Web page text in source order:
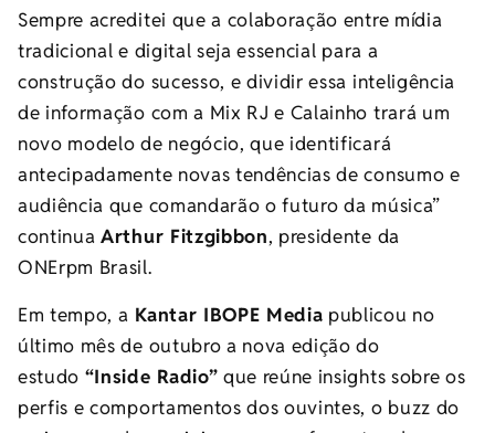
Sempre acreditei que a colaboração entre mídia
tradicional e digital seja essencial para a
construção do sucesso, e dividir essa inteligência
de informação com a Mix RJ e Calainho trará um
novo modelo de negócio, que identificará
antecipadamente novas tendências de consumo e
audiência que comandarão o futuro da música”
continuaArthur Fitzgibbon, presidente da
ONErpm Brasil.
Em tempo, a Kantar IBOPE Media publicou no
último mês de outubro a nova edição do
estudo “Inside Radio” que reúne insights sobre os
perfis e comportamentos dos ouvintes, o buzz do